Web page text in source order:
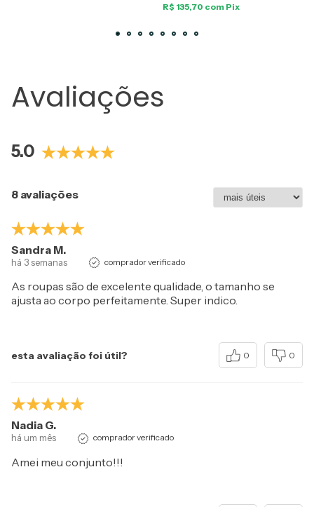
R$ 135,70 com Pix
Avaliações
5.0
8 avaliações
Sandra M.
há 3 semanas comprador verificado
As roupas são de excelente qualidade, o tamanho se
ajusta ao corpo perfeitamente. Super indico.
esta avaliação foi útil? 0 0
Nadia G.
há um mês comprador verificado
Amei meu conjunto!!!